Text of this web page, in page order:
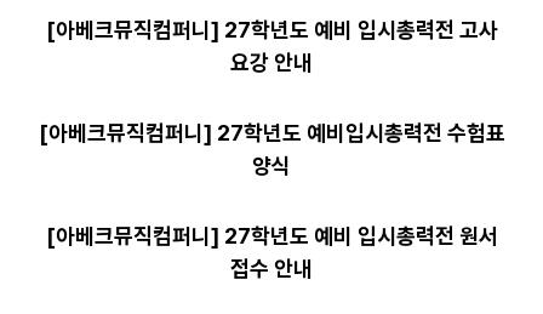
[아베크뮤직컴퍼니] 27학년도 예비 입시총력전 고사
요강 안내
[아베크뮤직컴퍼니] 27학년도 예비입시총력전 수험표
양식
[아베크뮤직컴퍼니] 27학년도 예비 입시총력전 원서
접수 안내